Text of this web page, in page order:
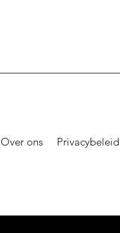
Over ons Privacybeleid